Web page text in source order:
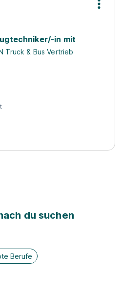
in mit
Truck & Bus Vertrieb
du suchen
Berufe